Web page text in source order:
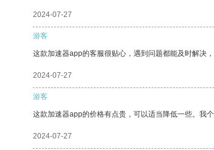
2024-07-27
游客
这款加速器app的客服很贴心，遇到问题都能及时解决，
2024-07-27
游客
这款加速器app的价格有点贵，可以适当降低一些。我
2024-07-27